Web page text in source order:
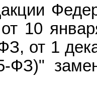
10
от 1
ФЗ)"